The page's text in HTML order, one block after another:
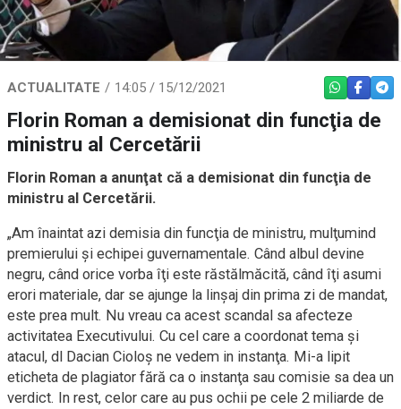
ACTUALITATE 14:05 / 15/12/2021 WHATSAPP
Florin Roman a demisionat din funcţia de
ministru al Cercetării
Florin Roman a anunţat că a demisionat din funcţia de
ministru al Cercetării.
„Am înaintat azi demisia din funcţia de ministru, mulţumind
premierului şi echipei guvernamentale. Când albul devine
negru, când orice vorba îţi este răstălmăcită, când îţi asumi
erori materiale, dar se ajunge la linşaj din prima zi de mandat,
este prea mult. Nu vreau ca acest scandal sa afecteze
activitatea Executivului. Cu cel care a coordonat tema şi
atacul, dl Dacian Cioloş ne vedem in instanţa. Mi-a lipit
eticheta de plagiator fără ca o instanţa sau comisie sa dea un
verdict. In rest, celor care au pus ochii pe cele 2 miliarde de